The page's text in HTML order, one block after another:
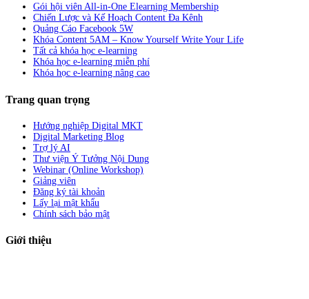
Gói hội viên All-in-One Elearning Membership
Chiến Lược và Kế Hoạch Content Đa Kênh
Quảng Cáo Facebook 5W
Khóa Content 5AM – Know Yourself Write Your Life
Tất cả khóa học e-learning
Khóa học e-learning miễn phí
Khóa học e-learning nâng cao
Trang quan trọng
Hướng nghiệp Digital MKT
Digital Marketing Blog
Trợ lý AI
Thư viện Ý Tưởng Nội Dung
Webinar (Online Workshop)
Giảng viên
Đăng ký tài khoản
Lấy lại mật khẩu
Chính sách bảo mật
Giới thiệu